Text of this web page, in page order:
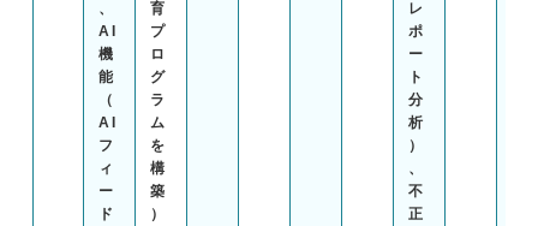
、
AI
機
能
（
AI
フ
ィ
ー
ド
育
プ
ロ
グ
ラ
ム
を
構
築
）
レ
ポ
ー
ト
分
析
）
、
不
正